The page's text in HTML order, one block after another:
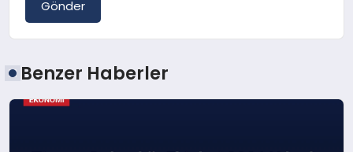
Gönder
Benzer Haberler